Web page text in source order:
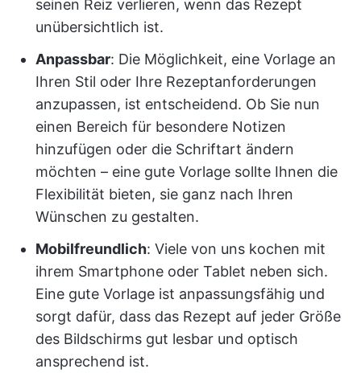
seinen Reiz verlieren, wenn das Rezept
unübersichtlich ist.
Anpassbar: Die Möglichkeit, eine Vorlage an
Ihren Stil oder Ihre Rezeptanforderungen
anzupassen, ist entscheidend. Ob Sie nun
einen Bereich für besondere Notizen
hinzufügen oder die Schriftart ändern
möchten – eine gute Vorlage sollte Ihnen die
Flexibilität bieten, sie ganz nach Ihren
Wünschen zu gestalten.
Mobilfreundlich: Viele von uns kochen mit
ihrem Smartphone oder Tablet neben sich.
Eine gute Vorlage ist anpassungsfähig und
sorgt dafür, dass das Rezept auf jeder Größe
des Bildschirms gut lesbar und optisch
ansprechend ist.